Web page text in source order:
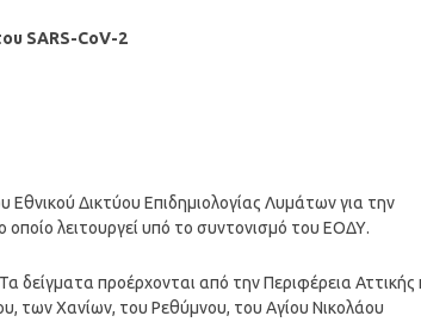
SARS-CoV-2
Δικτύου Επιδημιολογίας Λυμάτων για την
οποίο λειτουργεί υπό το συντονισμό του ΕΟΔΥ.
προέρχονται από την Περιφέρεια Αττικής
των Χανίων, του Ρεθύμνου, του Αγίου Νικολάου